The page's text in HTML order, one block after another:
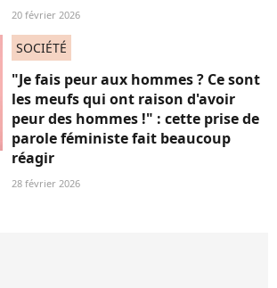
20 février 2026
SOCIÉTÉ
"Je fais peur aux hommes ? Ce sont
les meufs qui ont raison d'avoir
peur des hommes !" : cette prise de
parole féministe fait beaucoup
réagir
28 février 2026